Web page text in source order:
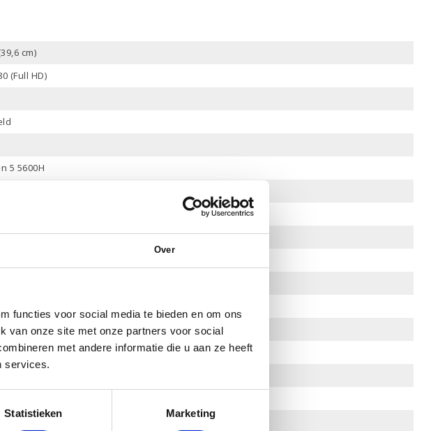
Over
functies voor social media te bieden en om ons
van onze site met onze partners voor social
met andere informatie die u aan ze heeft
services.
Statistieken Marketing
cm)
(Full HD)
5 5600H
RTX 3050
2 luidsprekers